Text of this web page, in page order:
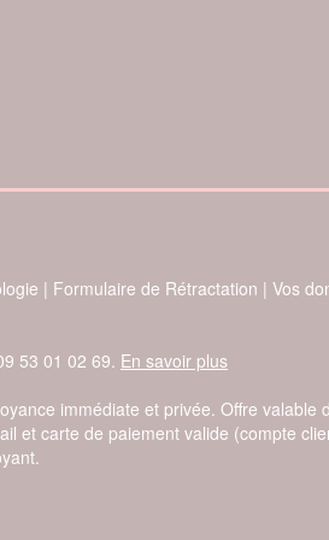
| Formulaire de Rétractation | Vos
53 01 02 69. En savoir plus
immédiate et privée. Offre valable
et carte de paiement valide (compte